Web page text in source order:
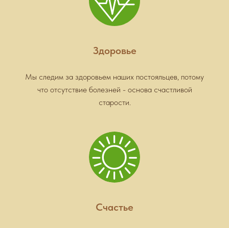
Здоровье
Мы следим за здоровьем наших постояльцев, потому
что отсутствие болезней - основа счастливой
старости.
Счастье